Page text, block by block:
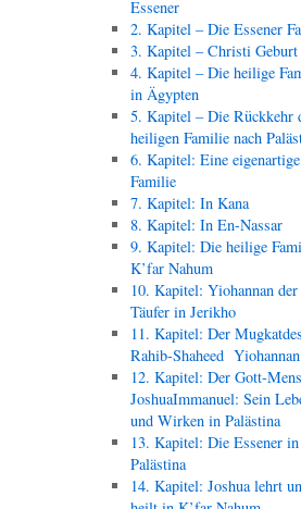
Essener
2. Kapitel – Die Essener
3. Kapitel – Christi Geburt
4. Kapitel – Die heilige
in Ägypten
5. Kapitel – Die Rückkehr
heiligen Familie nach
6. Kapitel: Eine eigenartige
Familie
7. Kapitel: In Kana
8. Kapitel: In En-Nassar
9. Kapitel: Die heilige
K’far Nahum
10. Kapitel: Yiohannan der
Täufer in Jerikho
11. Kapitel: Der
Rahib-Shaheed
12. Kapitel: Der Gott-
JoshuaImmanuel: Sein
und Wirken in Palästina
13. Kapitel: Die Essener in
Palästina
14. Kapitel: Joshua lehrt